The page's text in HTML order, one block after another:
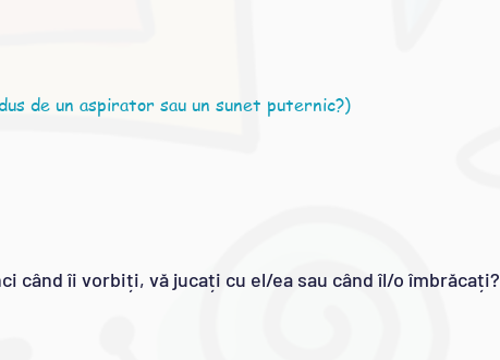
de un aspirator sau un sunet puternic?)
când îi vorbiți, vă jucați cu el/ea sau când îl/o îmbrăcați?